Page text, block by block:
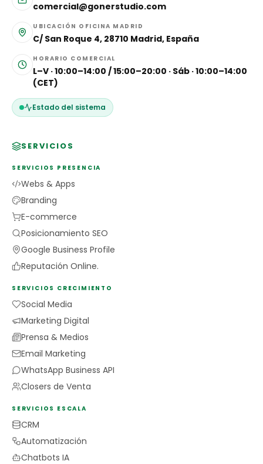
comercial@gonerstudio.com
UBICACIÓN OFICINA MADRID
C/ San Roque 4, 28710 Madrid, España
HORARIO COMERCIAL
L–V · 10:00–14:00 / 15:00–20:00 · Sáb · 10:00–14:00
(CET)
Estado del sistema
SERVICIOS
SERVICIOS PRESENCIA
Webs & Apps
Branding
E-commerce
Posicionamiento SEO
Google Business Profile
Reputación Online.
SERVICIOS CRECIMIENTO
Social Media
Marketing Digital
Prensa & Medios
Email Marketing
WhatsApp Business API
Closers de Venta
SERVICIOS ESCALA
CRM
Automatización
Chatbots IA